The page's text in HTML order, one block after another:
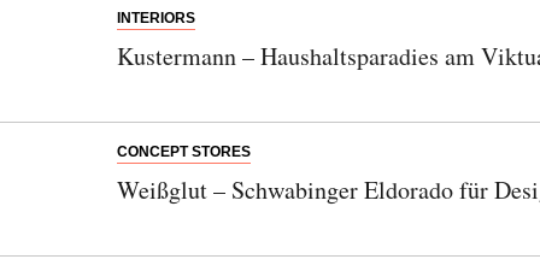
INTERIORS
Kustermann – Haushaltsparadies am
CONCEPT STORES
Weißglut – Schwabinger Eldorado für